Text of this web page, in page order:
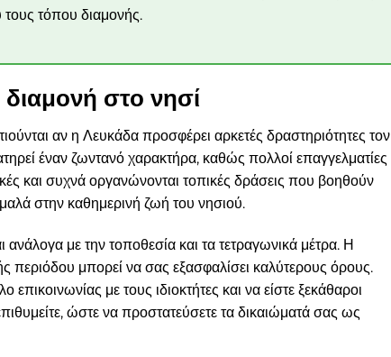
τόπου διαμονής.
διαμονή στο νησί
αν η Λευκάδα προσφέρει αρκετές δραστηριότητες τον
έναν ζωντανό χαρακτήρα, καθώς πολλοί επαγγελματίες
και συχνά οργανώνονται τοπικές δράσεις που βοηθούν
στην καθημερινή ζωή του νησιού.
ανάλογα με την τοποθεσία και τα τετραγωνικά μέτρα. Η
περιόδου μπορεί να σας εξασφαλίσει καλύτερους όρους.
επικοινωνίας με τους ιδιοκτήτες και να είστε ξεκάθαροι
ώστε να προστατεύσετε τα δικαιώματά σας ως